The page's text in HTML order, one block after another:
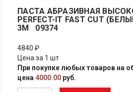
ПАСТА АБРАЗИВНАЯ
PERFECT-IT FAST CUT
3M 09374
4840 ₽
Цена за 1 шт
При покупке любых товаров на
цена 4000.00 руб.